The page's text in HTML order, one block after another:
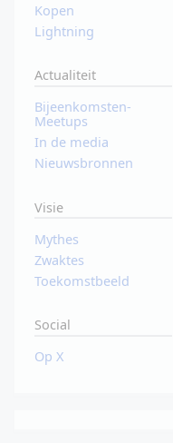
Kopen
Lightning
Actualiteit
Bijeenkomsten-
Meetups
In de media
Nieuwsbronnen
Visie
Mythes
Zwaktes
Toekomstbeeld
Social
Op X